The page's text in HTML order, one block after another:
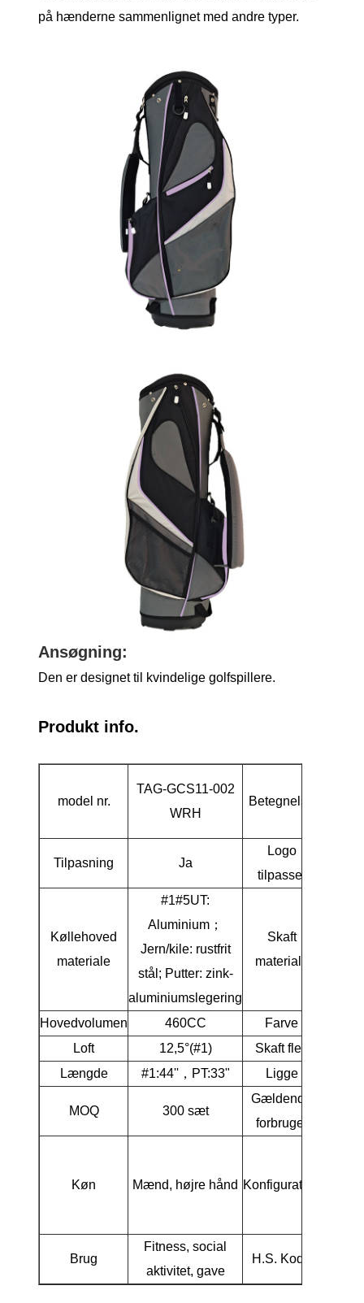
på hænderne sammenlignet med andre typer.
Ansøgning:
Den er designet til kvindelige golfspillere.
Produkt info.
model nr.
TAG-GCS11-002
WRH
Betegnelse
Tilpasning Ja
Logo
tilpasset
Køllehoved
materiale
#1#5UT:
Aluminium；
Jern/kile: rustfrit
stål; Putter: zink-
aluminiumslegering
Skaft
materiale
Hovedvolumen 460CC Farve
Loft
12,5°(#1) Skaft flex
Længde
#1:44''，PT:33" Ligge
MOQ 300 sæt
Gældende
forbruger
Køn Mænd, højre hånd Konfiguration
Brug
Fitness, social
aktivitet, gave
H.S. Kode